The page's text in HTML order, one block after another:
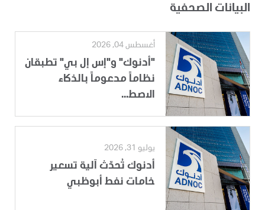
البيانات الصحفية
أغسطس 04, 2026
"أدنوك" و"إس إل بي" تطبقان
نظاماً مدعوماً بالذكاء
الاصط...
يوليو 31, 2026
أدنوك تُحدّث آلية تسعير
خامات نفط أبوظبي